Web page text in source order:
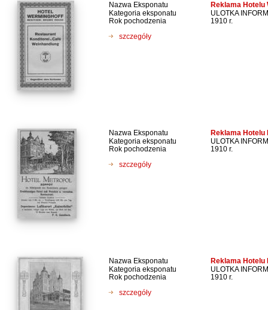
Nazwa Eksponatu Reklama Hotelu
Kategoria eksponatu
ULOTKA
Rok pochodzenia
1910 r.
szczegóły
Nazwa Eksponatu Reklama Hotelu
Kategoria eksponatu
ULOTKA
Rok pochodzenia
1910 r.
szczegóły
Nazwa Eksponatu Reklama Hotelu
Kategoria eksponatu
ULOTKA
Rok pochodzenia
1910 r.
szczegóły